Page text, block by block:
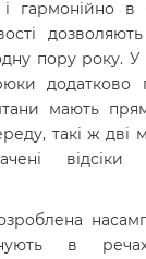
гармонійно в
пору року.
додатково
мають
такі ж дві
в речах